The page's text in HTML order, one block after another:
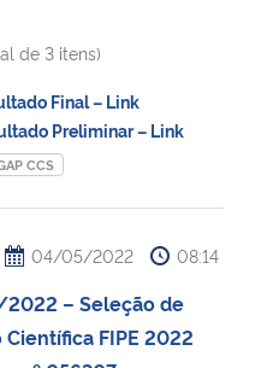
de 3 itens)
Final – Link
Preliminar – Link
CCS
04/05/2022 08:14
– Seleção de
FIPE 2022